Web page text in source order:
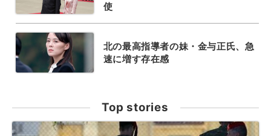
使
北の最高指導者の妹・金与正氏、急
速に増す存在感
Top stories